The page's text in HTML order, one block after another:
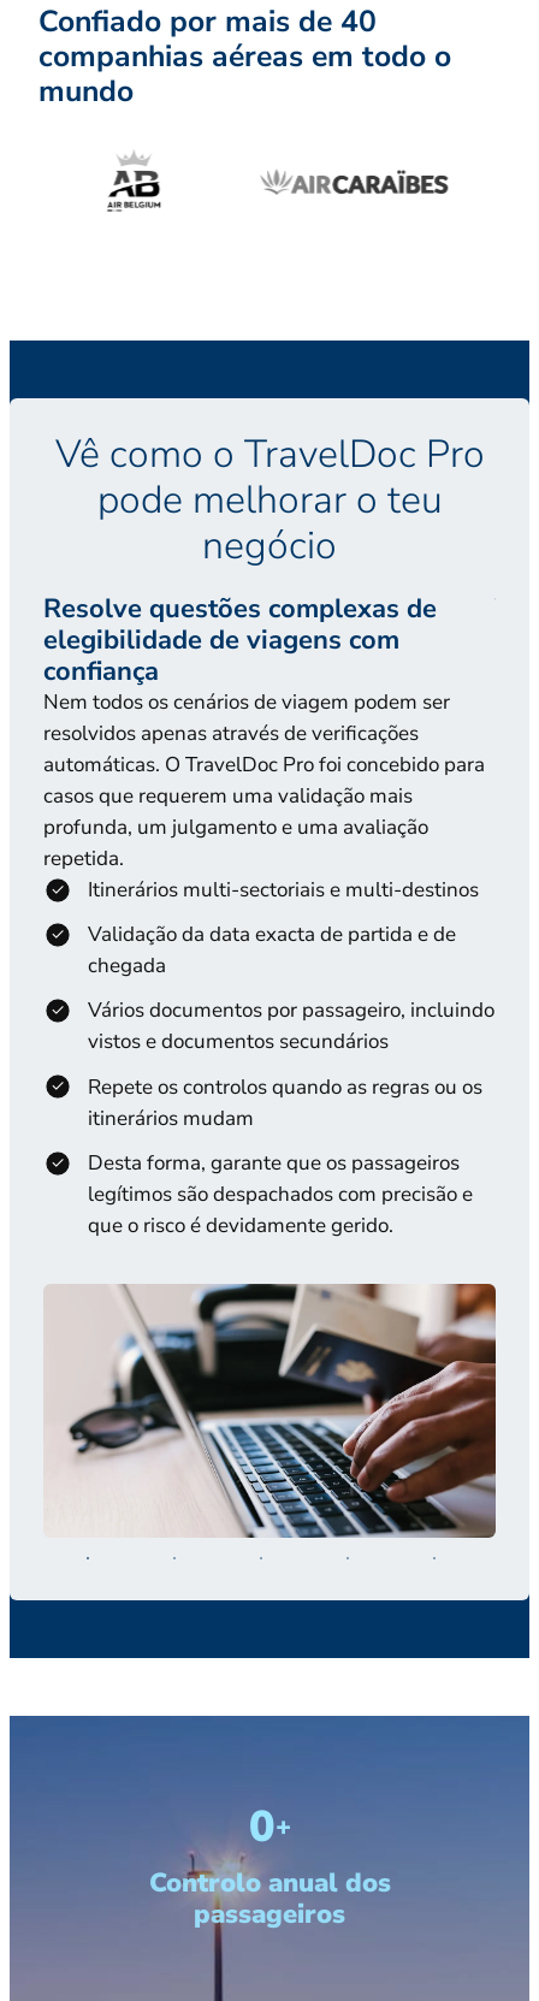
Confiado por mais de 40
companhias aéreas em todo o
mundo
Vê como o TravelDoc Pro
pode melhorar o teu
negócio
Resolve questões complexas de
elegibilidade de viagens com
confiança
Nem todos os cenários de viagem podem ser
resolvidos apenas através de verificações
automáticas. O TravelDoc Pro foi concebido para
casos que requerem uma validação mais
profunda, um julgamento e uma avaliação
repetida.
Itinerários multi-sectoriais e multi-destinos
Validação da data exacta de partida e de
chegada
Vários documentos por passageiro, incluindo
vistos e documentos secundários
Repete os controlos quando as regras ou os
itinerários mudam
Desta forma, garante que os passageiros
legítimos são despachados com precisão e
que o risco é devidamente gerido.
996,896,329
Controlo anual dos
passageiros